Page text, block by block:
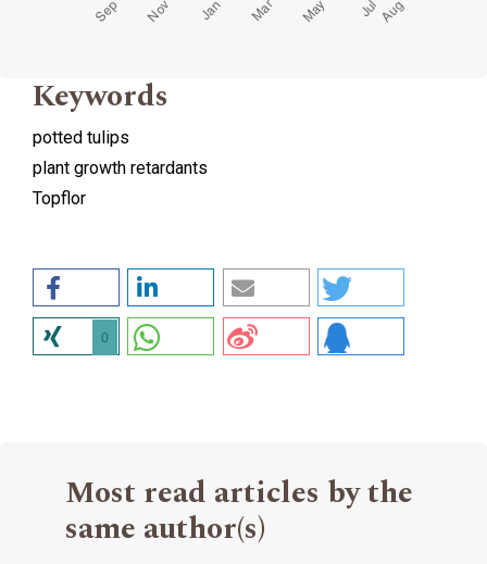
Keywords
potted tulips
plant growth retardants
Topflor
0
Most read articles by the
same author(s)